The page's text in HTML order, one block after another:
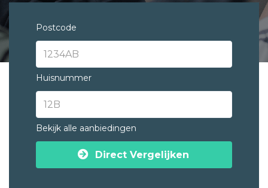
Postcode
Huisnummer
Bekijk alle aanbiedingen
Direct Vergelijken